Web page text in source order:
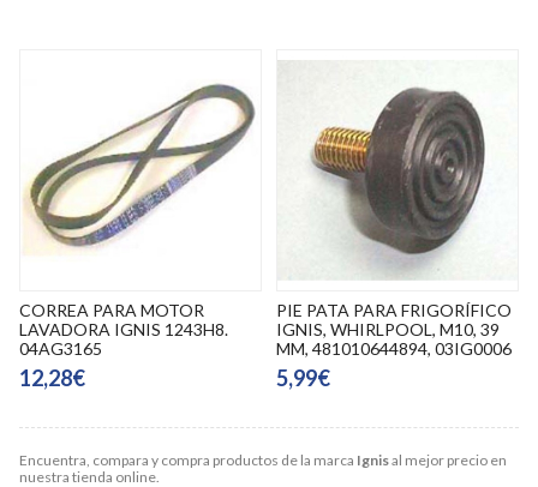
Encuentra, compara y compra productos de la marca Ignisal mejor precio en
nuestra tienda online.
CORREA PARA MOTOR
LAVADORA IGNIS 1243H8.
04AG3165
12,28€
PIE PATA PARA FRIGORÍFICO
IGNIS, WHIRLPOOL, M10, 39
MM, 481010644894, 03IG0006
5,99€